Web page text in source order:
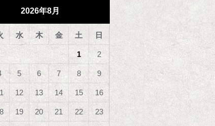
2026年8月
水 木 金 土 日
1 2
5 6 7 8 9
12 13 14 15 16
19 20 21 22 23